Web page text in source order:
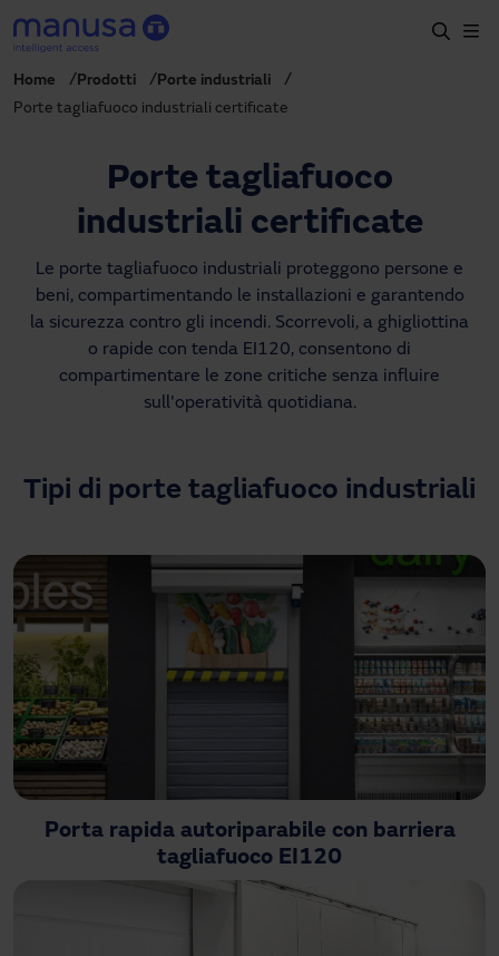
Salta al contenuto principale
Prescrizione
Progetti
Blog
La mia area
Home Prodotti
Porte industriali
Porte tagliafuoco industriali certificate
Porte tagliafuoco
industriali certificate
Le porte tagliafuoco industriali proteggono persone e
beni, compartimentando le installazioni e garantendo
la sicurezza contro gli incendi. Scorrevoli, a ghigliottina
o rapide con tenda EI120, consentono di
compartimentare le zone critiche senza influire
sull'operatività quotidiana.
Tipi di porte tagliafuoco industriali
Porta rapida autoriparabile con barriera
tagliafuoco EI120